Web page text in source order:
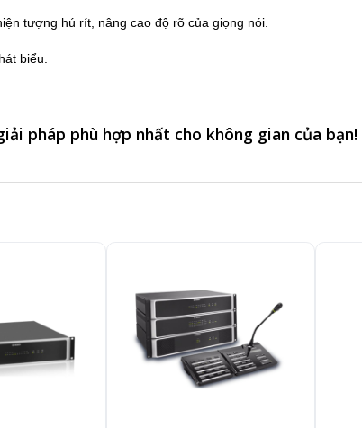
tượng hú rít, nâng cao độ rõ của giọng nói.
biểu.
pháp phù hợp nhất cho không gian của bạn!